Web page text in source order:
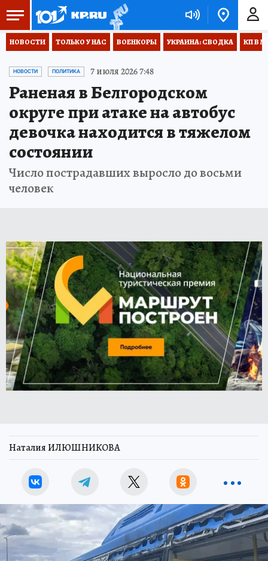
НОВОСТИ ТОЛЬКО У НАС ВОЕНКОРЫ УКРАИНА: СВОДКА КП В
НОВОСТИ ПОЛИТИКА 7 июля 2026 7:48
Раненая в Белгородском
округе при атаке на автобус
девочка находится в тяжелом
состоянии
Число пострадавших выросло до восьми
человек
Наталия ИЛЮШНИКОВА